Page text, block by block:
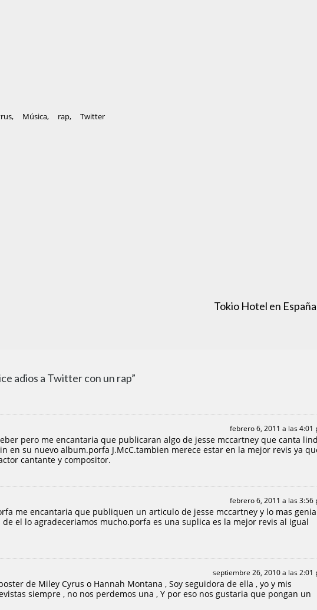
, Música, rap, Twitter
Tokio Hotel en España
adios a Twitter con un rap”
febrero 6, 2011 a las 4:01
pero me encantaria que publicaran algo de jesse mccartney que canta
en su nuevo album.porfa J.McC.tambien merece estar en la mejor revis ya
cantante y compositor.
febrero 6, 2011 a las 3:56
me encantaria que publiquen un articulo de jesse mccartney y lo mas
el lo agradeceriamos mucho.porfa es una suplica es la mejor revis al igual
septiembre 26, 2010 a las 2:01
de Miley Cyrus o Hannah Montana , Soy seguidora de ella , yo y mis
siempre , no nos perdemos una , Y por eso nos gustaria que pongan un